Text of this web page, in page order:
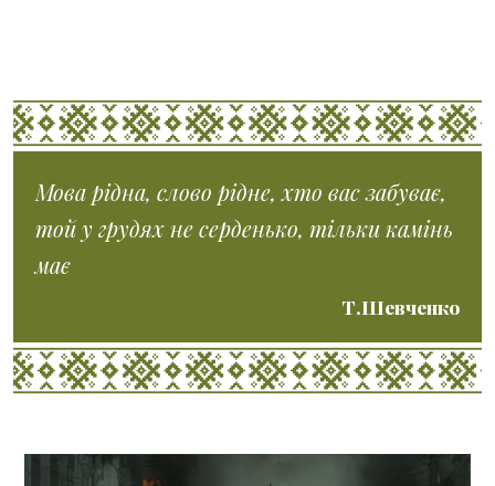
Мова рідна, слово рідне, хто вас забуває,
той у грудях не серденько, тільки камінь
має
Т.Шевченко